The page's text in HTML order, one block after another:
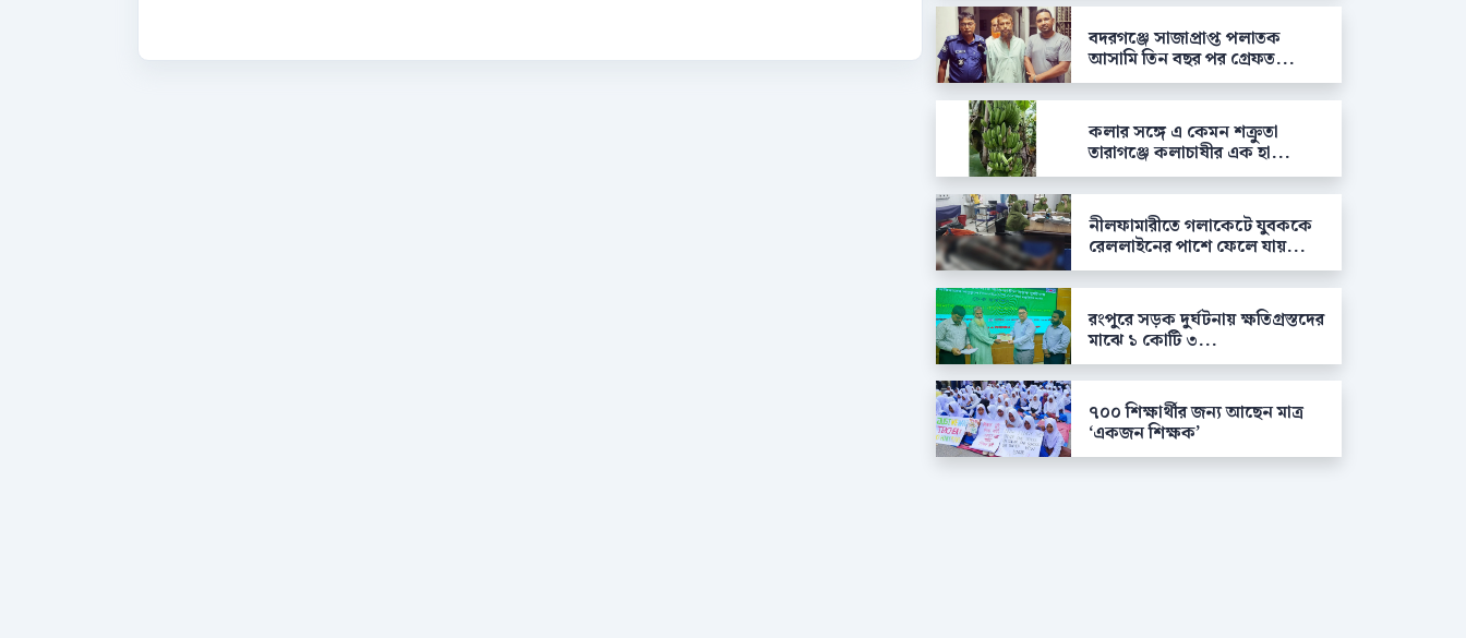
বদরগঞ্জে সাজাপ্রাপ্ত পলাতক
আসামি তিন বছর পর গ্রেফত...
কলার সঙ্গে এ কেমন শক্রুতা
তারাগঞ্জে কলাচাষীর এক হা...
নীলফামারীতে গলাকেটে যুবককে
রেললাইনের পাশে ফেলে যায়...
রংপুরে সড়ক দুর্ঘটনায় ক্ষতিগ্রস্তদের
মাঝে ১ কোটি ৩...
৭০০ শিক্ষার্থীর জন্য আছেন মাত্র
‘একজন শিক্ষক’